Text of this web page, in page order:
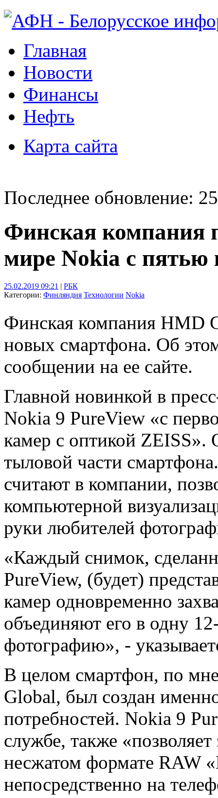
Главная
Новости
Финансы
Нефть
Карта сайта
Последнее обновление:
Финская компания
мире Nokia с пятью
25.02.2019 09:21 | РБК
Категории: Финляндия Технологии Nokia
Финская компания HMD
новых смартфона. Об
сообщении на ее сайте.
Главной новинкой в
Nokia 9 PureView «с
камер с оптикой
тыловой части
считают в компании,
компьютерной
руки любителей
«Каждый снимок,
PureView, (будет)
камер одновременно
объединяют его в одну
фотографию», -
В целом смартфон, по
Global, был создан
потребностей. Nokia 9
службе, также
несжатом формате RAW
непосредственно на